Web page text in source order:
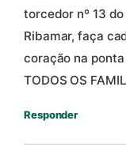
torcedor nº 13
Ribamar, faça
coração na ponta
TODOS OS
Responder